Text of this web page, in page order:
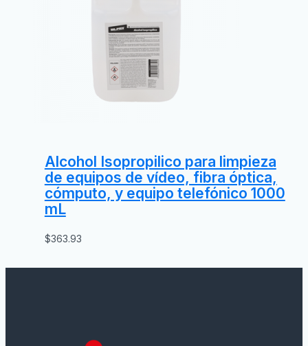
Alcohol Isopropilico para limpieza
de equipos de vídeo, fibra óptica,
cómputo, y equipo telefónico 1000
mL
$363.93